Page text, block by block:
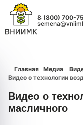
8 (800) 700-
Главная Медиа
Видео о технологии
Видео о
масличного